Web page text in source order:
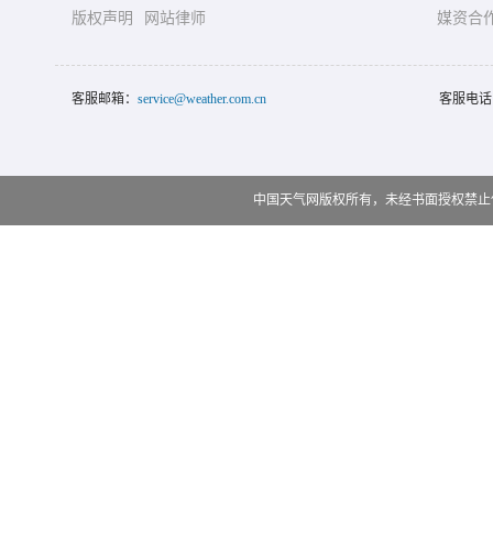
版权声明
网站律师
媒资合
客服邮箱： service@weather.com.cn 客服电
中国天气网版权所有，未经书面授权